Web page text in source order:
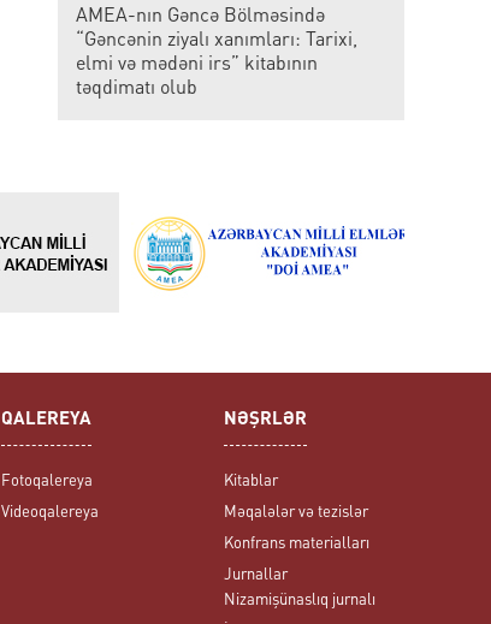
AMEA-nın Gəncə Bölməsində
“Gəncənin ziyalı xanımları: Tarixi,
elmi və mədəni irs” kitabının
təqdimatı olub
QALEREYA
Fotoqalereya
Videoqalereya
NƏŞRLƏR
Kitablar
Məqalələr və tezislər
Konfrans materialları
Jurnallar
Nizamişünaslıq jurnalı